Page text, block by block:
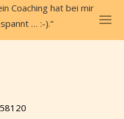
Coaching hat bei mir
… :-).“